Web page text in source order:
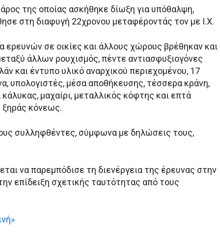
της οποίας ασκήθηκε δίωξη για υπόθαλψη,
στη διαφυγή 22χρονου μεταφέροντάς τον με Ι.Χ.
ερευνών σε οικίες και άλλους χώρους βρέθηκαν και
άλλων ρουχισμός, πέντε αντιασφυξιογόνες
και έντυπο υλικό αναρχικού περιεχομένου, 17
υπολογιστές, μέσα αποθήκευσης, τέσσερα κράνη,
μαχαίρι, μεταλλικός κόφτης και επτά
κόνεως.
συλληφθέντες, σύμφωνα με δηλώσεις τους,
να παρεμπόδισε τη διενέργεια της έρευνας στην
επίδειξη σχετικής ταυτότητας από τους